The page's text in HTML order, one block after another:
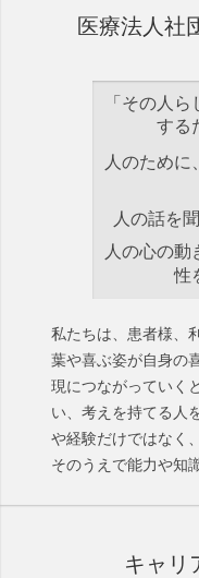
医療法人社
「その人
する
人のために
人の話を
人の心の動
性
私たちは、患者様、
葉や喜ぶ姿が自身の
現につながっていく
い、考えを持てる人
や経験だけではなく
そのうえで能力や知
キャリ